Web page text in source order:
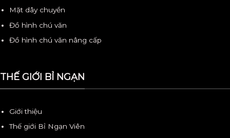
Mặt dây chuyền
Đồ hình chú văn
Đồ hình chú văn nâng cấp
THẾ GIỚI BỈ NGẠN
Giới thiệu
Thế giới Bỉ Ngạn Viên